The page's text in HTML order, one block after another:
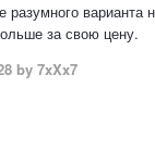
варианта
за свою цену.
by 7xXx7